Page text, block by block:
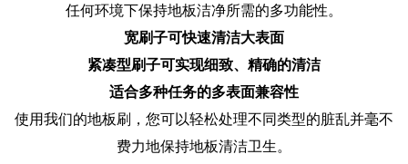
任何环境下保持地板洁净所需的多功能性。
宽刷子可快速清洁大表面
紧凑型刷子可实现细致、精确的清洁
适合多种任务的多表面兼容性
使用我们的地板刷，您可以轻松处理不同类型的脏乱并毫不
费力地保持地板清洁卫生。